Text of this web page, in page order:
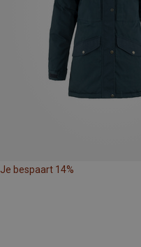
Je bespaart 14%